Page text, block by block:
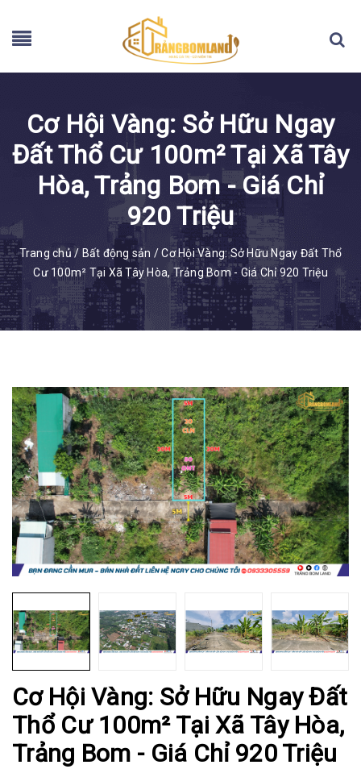
Cơ Hội Vàng: Sở Hữu Ngay
Đất Thổ Cư 100m² Tại Xã Tây
Hòa, Trảng Bom - Giá Chỉ
920 Triệu
Trang chủ / Bất động sản /Cơ Hội Vàng: Sở Hữu Ngay Đất Thổ
Cư 100m² Tại Xã Tây Hòa, Trảng Bom - Giá Chỉ 920 Triệu
Cơ Hội Vàng: Sở Hữu Ngay Đất
Thổ Cư 100m² Tại Xã Tây Hòa,
Trảng Bom - Giá Chỉ 920 Triệu